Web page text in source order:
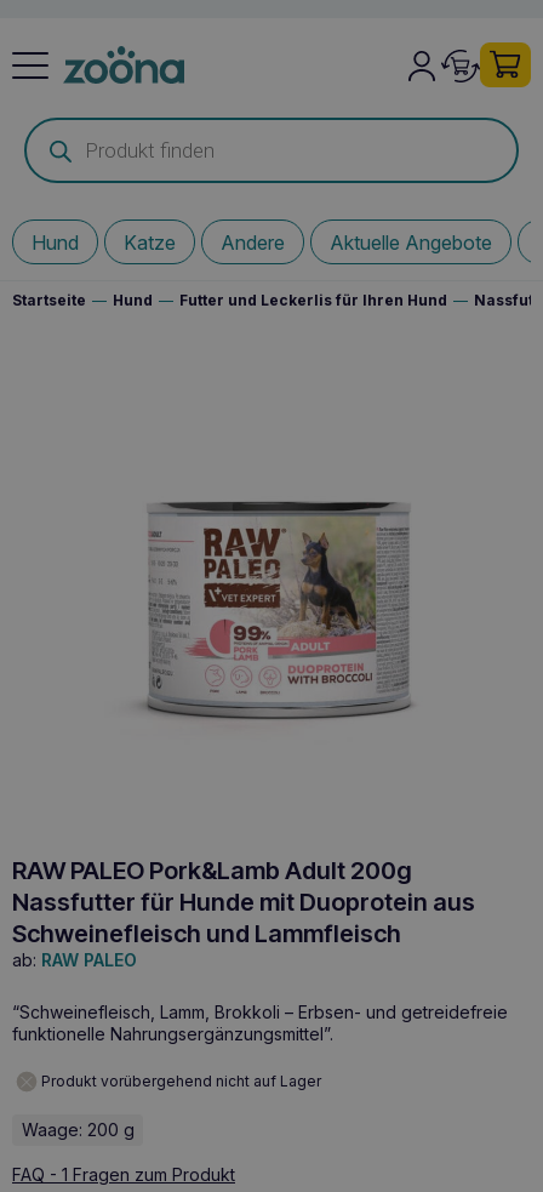
Products
search
Hund Katze Andere Aktuelle Angebote
Startseite — Hund — Futter und Leckerlis für Ihren Hund —
RAW PALEO Pork&Lamb Adult 200g
Nassfutter für Hunde mit Duoprotein aus
Schweinefleisch und Lammfleisch
ab: RAW PALEO
“Schweinefleisch, Lamm, Brokkoli – Erbsen- und getreidefreie
funktionelle Nahrungsergänzungsmittel”.
Produkt vorübergehend nicht auf Lager
Waage: 200 g
FAQ - 1 Fragen zum Produkt